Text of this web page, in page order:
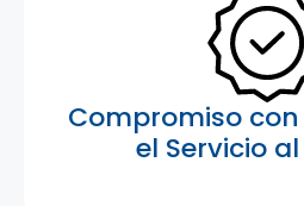
Compromiso
el Servicio